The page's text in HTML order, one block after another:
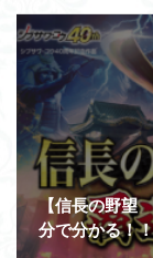
【信長の野望
分で分かる！！